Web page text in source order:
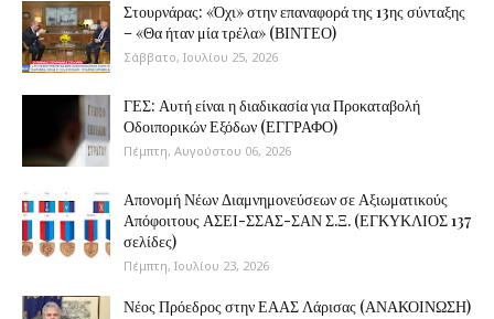
Στουρνάρας: «Όχι» στην επαναφορά της 13ης σύνταξης
– «Θα ήταν μία τρέλα» (ΒΙΝΤΕΟ)
Σάββατο, Ιουλίου 25, 2026
ΓΕΣ: Αυτή είναι η διαδικασία για Προκαταβολή
Οδοιπορικών Εξόδων (ΕΓΓΡΑΦΟ)
Πέμπτη, Αυγούστου 06, 2026
Απονομή Νέων Διαμνημονεύσεων σε Αξιωματικούς
Απόφοιτους ΑΣΕΙ-ΣΣΑΣ-ΣΑΝ Σ.Ξ. (ΕΓΚΥΚΛΙΟΣ 137
σελίδες)
Πέμπτη, Ιουλίου 23, 2026
Νέος Πρόεδρος στην ΕΑΑΣ Λάρισας (ΑΝΑΚΟΙΝΩΣΗ)